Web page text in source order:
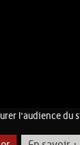
l'audience du